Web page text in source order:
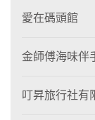
愛在碼頭館
金師傅海味伴
叮昇旅行社有